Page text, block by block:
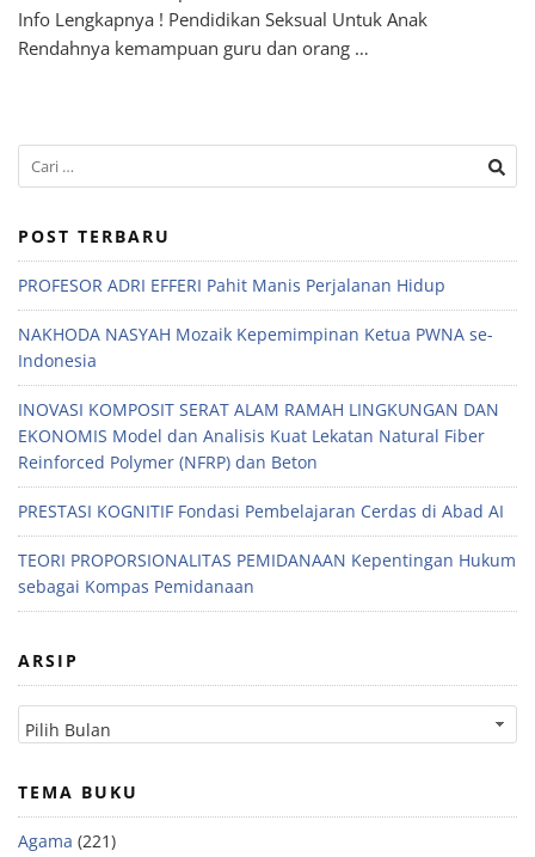
Info Lengkapnya ! Pendidikan Seksual Untuk Anak
Rendahnya kemampuan guru dan orang …
POST TERBARU
PROFESOR ADRI EFFERI Pahit Manis Perjalanan Hidup
NAKHODA NASYAH Mozaik Kepemimpinan Ketua PWNA se-
Indonesia
INOVASI KOMPOSIT SERAT ALAM RAMAH LINGKUNGAN DAN
EKONOMIS Model dan Analisis Kuat Lekatan Natural Fiber
Reinforced Polymer (NFRP) dan Beton
PRESTASI KOGNITIF Fondasi Pembelajaran Cerdas di Abad AI
TEORI PROPORSIONALITAS PEMIDANAAN Kepentingan Hukum
sebagai Kompas Pemidanaan
ARSIP
TEMA BUKU
Agama (221)